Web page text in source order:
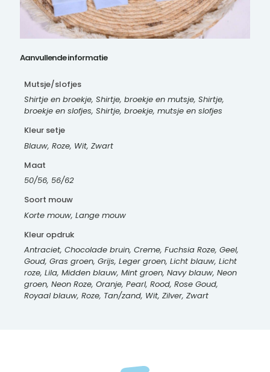
Aanvullende informatie
Mutsje/slofjes
Shirtje en broekje, Shirtje, broekje en mutsje, Shirtje,
broekje en slofjes, Shirtje, broekje, mutsje en slofjes
Kleur setje
Blauw, Roze, Wit, Zwart
Maat
50/56, 56/62
Soort mouw
Korte mouw, Lange mouw
Kleur opdruk
Antraciet, Chocolade bruin, Creme, Fuchsia Roze, Geel,
Goud, Gras groen, Grijs, Leger groen, Licht blauw, Licht
roze, Lila, Midden blauw, Mint groen, Navy blauw, Neon
groen, Neon Roze, Oranje, Pearl, Rood, Rose Goud,
Royaal blauw, Roze, Tan/zand, Wit, Zilver, Zwart